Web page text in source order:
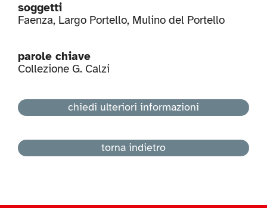
soggetti
Faenza, Largo Portello, Mulino del Portello
parole chiave
Collezione G. Calzi
chiedi ulteriori informazioni
torna indietro